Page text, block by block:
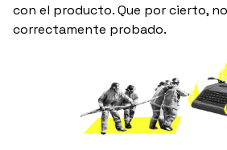
con el producto. Que por cierto,
correctamente probado.